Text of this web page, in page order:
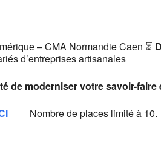
– CMA Normandie Caen ⏳
d’entreprises artisanales
de moderniser votre savoir-
Nombre de places limité à 10.